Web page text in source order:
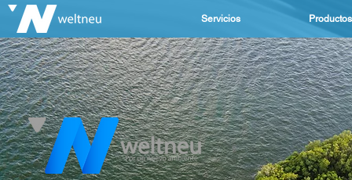
Servicios Productos